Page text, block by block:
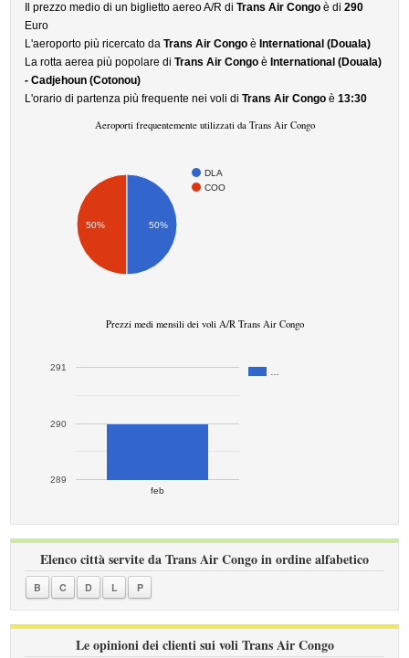
Il prezzo medio di un biglietto aereo A/R diTrans Air Congo è di290
Euro
L'aeroporto più ricercato daTrans Air Congo è International (Douala)
La rotta aerea più popolare diTrans Air Congo è International (Douala)
- Cadjehoun (Cotonou)
L'orario di partenza più frequente nei voli diTrans Air Congo è13:30
Aeroporti frequentemente utilizzati da Trans Air Congo
DLA
COO
50% 50%
Prezzi medi mensili dei voli A/R Trans Air Congo
feb
289
290
291
Elenco città servite da Trans Air Congo in ordine alfabetico
B C D L P
Le opinioni dei clienti sui voli Trans Air Congo